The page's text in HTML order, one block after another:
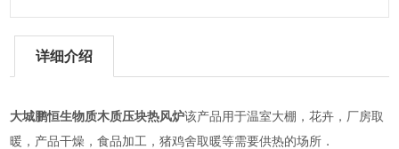
详细介绍
大城鹏恒生物质木质压块热风炉该产品用于温室大棚，花卉，厂房取
暖，产品干燥，食品加工，猪鸡舍取暖等需要供热的场所．